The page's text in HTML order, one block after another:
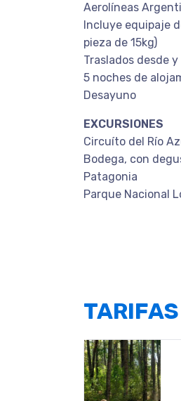
Aerolíneas
Incluye equipaje
pieza de 15kg)
Traslados desde
5 noches de
Desayuno
EXCURSIONES
Circuíto del Río
Bodega, con
Patagonia
Parque Nacional